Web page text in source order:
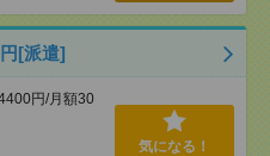
[派遣]
円/月額30
気になる！